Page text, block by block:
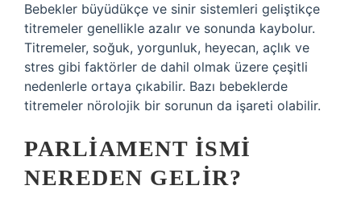
Bebekler büyüdükçe ve sinir sistemleri geliştikçe
titremeler genellikle azalır ve sonunda kaybolur.
Titremeler, soğuk, yorgunluk, heyecan, açlık ve
stres gibi faktörler de dahil olmak üzere çeşitli
nedenlerle ortaya çıkabilir. Bazı bebeklerde
titremeler nörolojik bir sorunun da işareti olabilir.
PARLIAMENT ISMI
NEREDEN GELIR?